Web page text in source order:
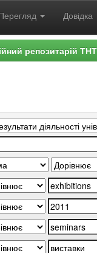
Довідка
репозитарій